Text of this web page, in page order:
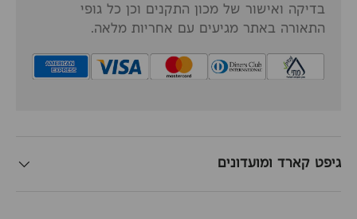
בדיקה ואישור של מכון התקנים וכן כל גופי
התאורה באתר מגיעים עם אחריות מלאה.
גיפט קארד ומועדונים